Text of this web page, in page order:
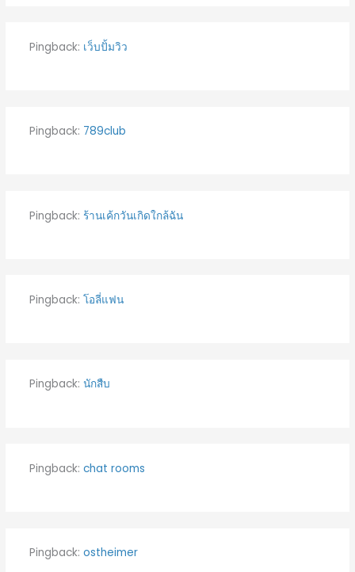
Pingback: เว็บปั้มวิว
Pingback: 789club
Pingback: ร้านเค้กวันเกิดใกล้ฉัน
Pingback: โอลี่แฟน
Pingback: นักสืบ
Pingback: chat rooms
Pingback: ostheimer